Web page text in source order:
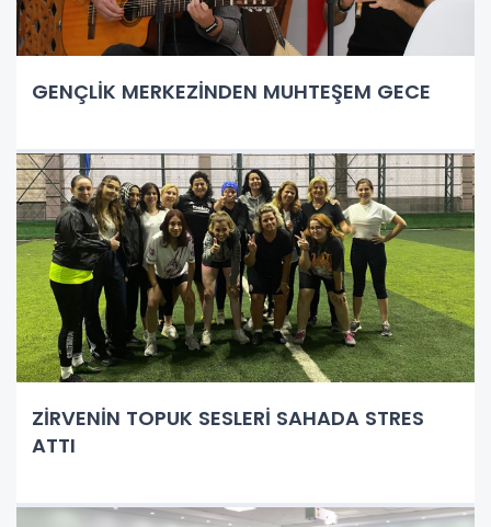
GENÇLİK MERKEZİNDEN MUHTEŞEM GECE
ZİRVENİN TOPUK SESLERİ SAHADA STRES
ATTI